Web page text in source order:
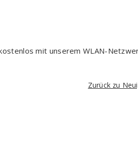
mit unserem WLAN-
Zurück zu